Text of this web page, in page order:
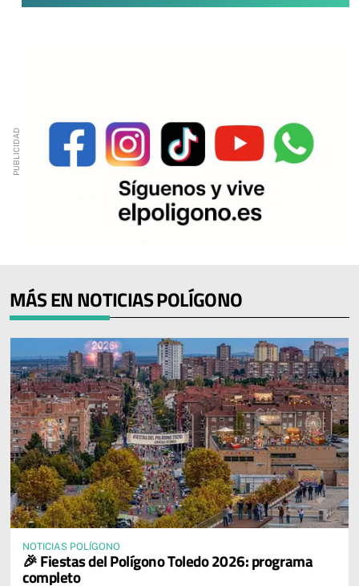
MÁS EN NOTICIAS POLÍGONO
NOTICIAS POLÍGONO
🎉 Fiestas del Polígono Toledo 2026: programa
completo